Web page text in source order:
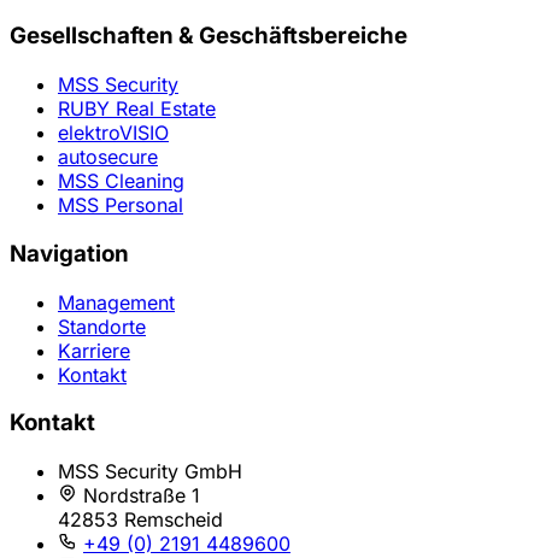
Gesellschaften & Geschäftsbereiche
MSS Security
RUBY Real Estate
elektroVISIO
autosecure
MSS Cleaning
MSS Personal
Navigation
Management
Standorte
Karriere
Kontakt
Kontakt
MSS Security GmbH
Nordstraße 1
42853 Remscheid
+49 (0) 2191 4489600